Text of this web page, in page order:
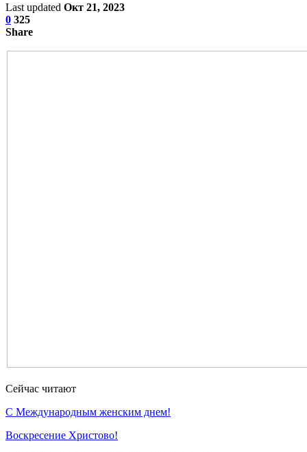
Last updated Окт 21, 2023
0 325
Share
Сейчас читают
С Международным женским днем!
Воскресение Xристово!